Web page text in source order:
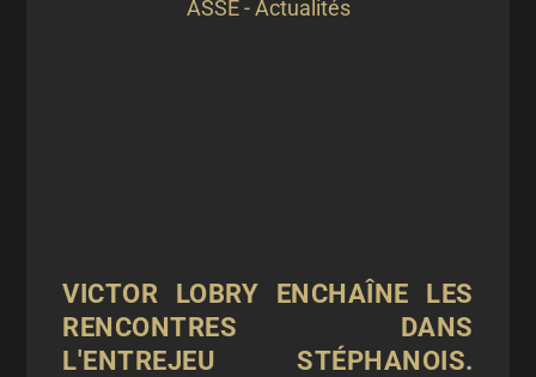
ASSE - Actualités
VICTOR LOBRY ENCHAÎNE LES
RENCONTRES DANS
L'ENTREJEU STÉPHANOIS.